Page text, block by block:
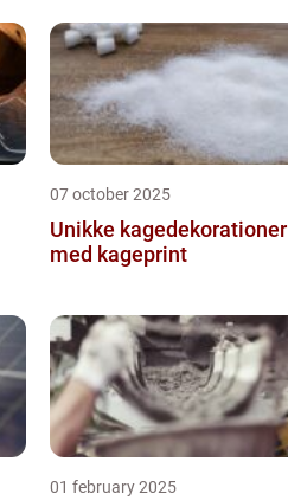
07 october 2025
Unikke kagedekorationer
med kageprint
01 february 2025